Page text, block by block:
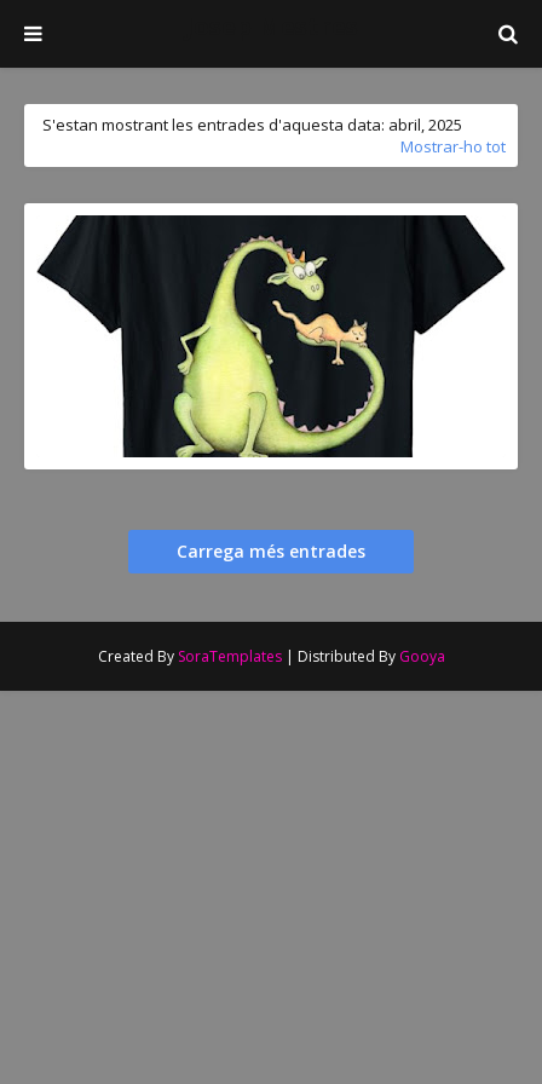
S'estan mostrant les entrades d'aquesta data: abril, 2025
Mostrar-ho tot
Carrega més entrades
Created By SoraTemplates| Distributed By Gooya